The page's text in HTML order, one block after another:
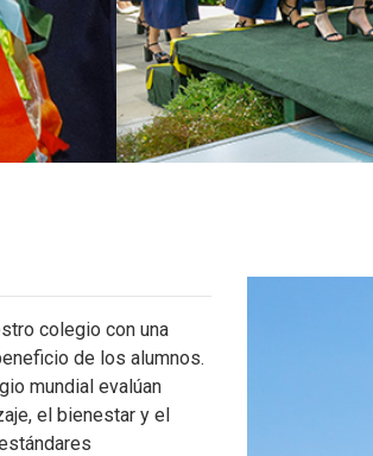
colegio con una
de los alumnos.
mundial evalúan
el bienestar y el